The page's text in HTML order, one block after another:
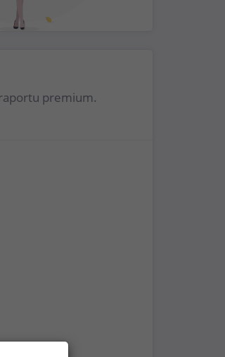
premium.